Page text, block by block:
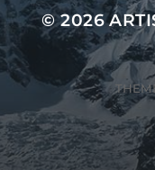
© 2026